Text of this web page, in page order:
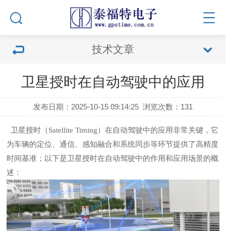
技术文章
卫星授时在自动驾驶中的应用
发布日期：2025-10-15 09:14:25 浏览次数： 131
卫星授时（Satellite Timing）在自动驾驶中的应用非常关键，它
为车辆的定位、通信、感知融合和系统同步等环节提供了高精度
时间基准；以下是卫星授时在自动驾驶中的作用和应用场景的概
述：